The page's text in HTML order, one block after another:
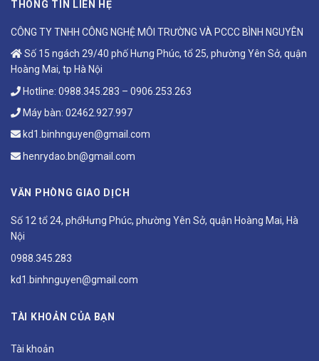
THÔNG TIN LIÊN HỆ
CÔNG TY TNHH CÔNG NGHỆ MÔI TRƯỜNG VÀ PCCC BÌNH NGUYÊN
Số 15 ngách 29/40 phố Hưng Phúc, tổ 25, phường Yên Sở, quận
Hoàng Mai, tp Hà Nội
Hotline: 0988.345.283 – 0906.253.263
Máy bàn: 02462.927.997
kd1.binhnguyen@gmail.com
henrydao.bn@gmail.com
VĂN PHÒNG GIAO DỊCH
Số 12 tổ 24, phốHưng Phúc, phường Yên Sở, quận Hoàng Mai, Hà
Nội
0988.345.283
kd1.binhnguyen@gmail.com
TÀI KHOẢN CỦA BẠN
Tài khoản